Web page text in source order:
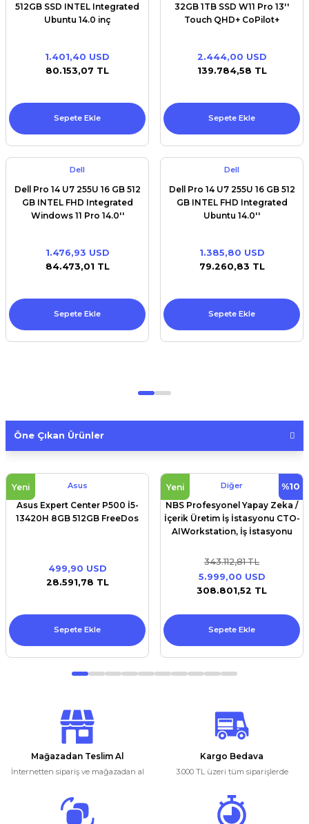
512GB SSD INTEL Integrated
Ubuntu 14.0 inç
1.401,40 USD
80.153,07 TL
Sepete Ekle
32GB 1TB SSD W11 Pro 13''
Touch QHD+ CoPilot+
2.444,00 USD
139.784,58 TL
Sepete Ekle
Dell
Dell Pro 14 U7 255U 16 GB 512
GB INTEL FHD Integrated
Windows 11 Pro 14.0''
1.476,93 USD
84.473,01 TL
Sepete Ekle
Dell
Dell Pro 14 U7 255U 16 GB 512
GB INTEL FHD Integrated
Ubuntu 14.0''
1.385,80 USD
79.260,83 TL
Sepete Ekle
Dock
Öne Çıkan Ürünler
Yeni Ürün Çeşitleri
Popüler Ürün Çeşitleri
İndirimli Ürünler
Yeni Asus
Asus Expert Center P500 İ5-
13420H 8GB 512GB FreeDos
499,90 USD
28.591,78 TL
Sepete Ekle
Yeni %10
Diğer
NBS Profesyonel Yapay Zeka /
İçerik Üretim İş İstasyonu CTO-
AIWorkstation, İş İstasyonu
343.112,81 TL
5.999,00 USD
308.801,52 TL
Sepete Ekle
Asus Expert Center P500 İ5-13420H 8GB 512GB FreeDos
Dell UltraSharp 32 4K USB-C Hub Monitor - U3225QE
NBS Profesyonel Yapay Zeka / İçerik Üretim İş İstasyonu CTO-
343.112,81 TL
308.801,52 TL
Mağazadan Teslim Al
İnternetten sipariş ve mağazadan al
Kargo Bedava
3.000 TL üzeri tüm siparişlerde